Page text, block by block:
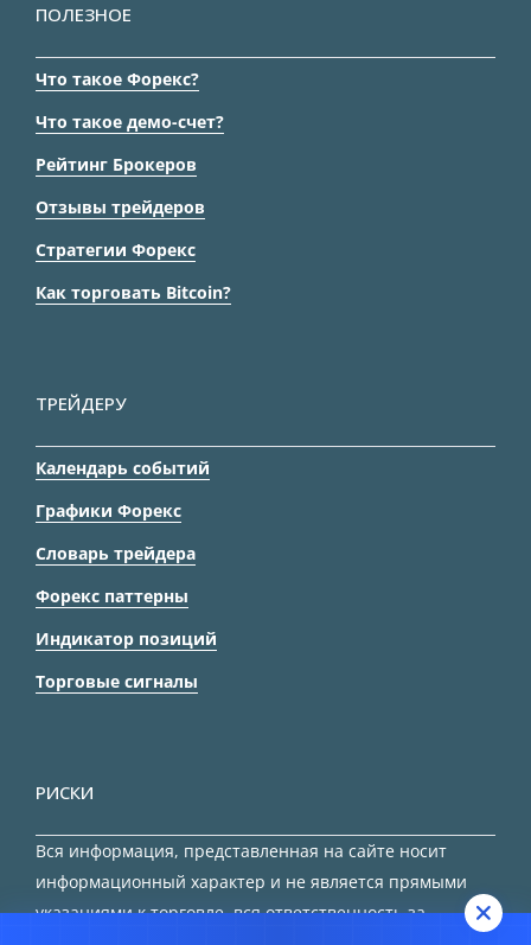
ПОЛЕЗНОЕ
Что такое Форекс?
Что такое демо-счет?
Рейтинг Брокеров
Отзывы трейдеров
Стратегии Форекс
Как торговать Bitcoin?
ТРЕЙДЕРУ
Календарь событий
Графики Форекс
Словарь трейдера
Форекс паттерны
Индикатор позиций
Торговые сигналы
РИСКИ
Вся информация, представленная на сайте носит
информационный характер и не является прямыми
указаниями к торговле, вся ответственность за